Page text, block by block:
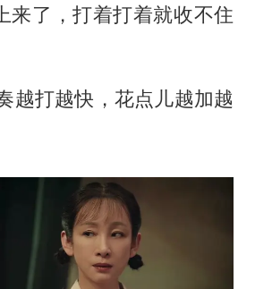
来了，打着打着就收不住
越打越快，花点儿越加越